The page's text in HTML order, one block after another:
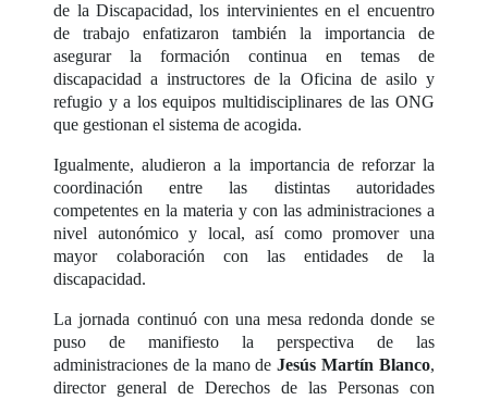
de la Discapacidad, los intervinientes en el encuentro
de trabajo enfatizaron también la importancia de
asegurar la formación continua en temas de
discapacidad a instructores de la Oficina de asilo y
refugio y a los equipos multidisciplinares de las ONG
que gestionan el sistema de acogida.
Igualmente, aludieron a la importancia de reforzar la
coordinación entre las distintas autoridades
competentes en la materia y con las administraciones a
nivel autonómico y local, así como promover una
mayor colaboración con las entidades de la
discapacidad.
La jornada continuó con una mesa redonda donde se
puso de manifiesto la perspectiva de las
administraciones de la mano deJesús Martín Blanco,
director general de Derechos de las Personas con